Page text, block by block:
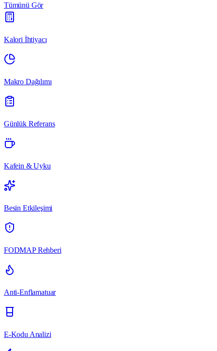
Tümünü Gör
Kalori İhtiyacı
Makro Dağılımı
Günlük Referans
Kafein & Uyku
Besin Etkileşimi
FODMAP Rehberi
Anti-Enflamatuar
E-Kodu Analizi